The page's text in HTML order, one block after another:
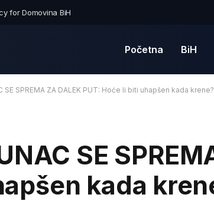
for Domovina BiH
Početna BiH
SE SPREMA ZA DALEK PUT: Hoće li biti uhapšen kada krene?
SE
kada